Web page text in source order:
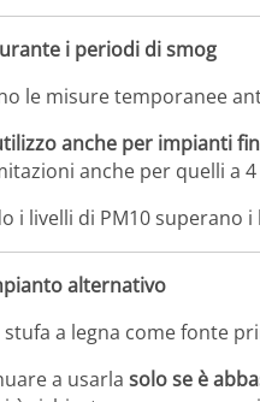
i periodi di smog
le misure temporanee
anche per impianti
anche per quelli a
i livelli di PM10 superano
alternativo
stufa a legna come fonte
a usarla solo se è